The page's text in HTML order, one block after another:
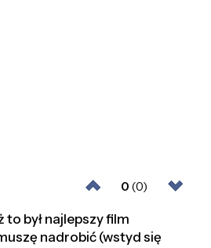
0 (0)
był najlepszy film
nadrobić (wstyd się